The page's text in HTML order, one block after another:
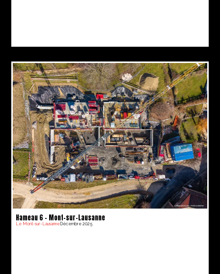
Hameau 6 – Mont-sur-Lausanne
Le Mont-sur-LausanneDécembre 2025